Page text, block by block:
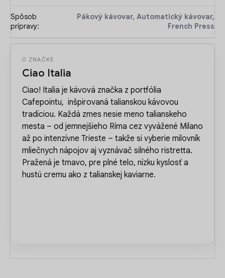
Spôsob
prípravy:
Pákový kávovar, Automatický kávovar,
French Press
O ZNAČKE
Ciao Italia
Ciao! Italia je kávová značka z portfólia
Cafepointu, inšpirovaná talianskou kávovou
tradíciou. Každá zmes nesie meno talianskeho
mesta – od jemnejšieho Ríma cez vyvážené Milano
až po intenzívne Trieste – takže si vyberie milovník
mliečnych nápojov aj vyznávač silného ristretta.
Pražená je tmavo, pre plné telo, nízku kyslosť a
hustú cremu ako z talianskej kaviarne.